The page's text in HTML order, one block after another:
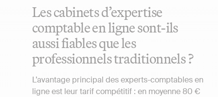
Les cabinets d’expertise
comptable en ligne sont-ils
aussi fiables que les
professionnels traditionnels ?
L’avantage principal des experts-comptables en
ligne est leur tarif compétitif : en moyenne 80 €